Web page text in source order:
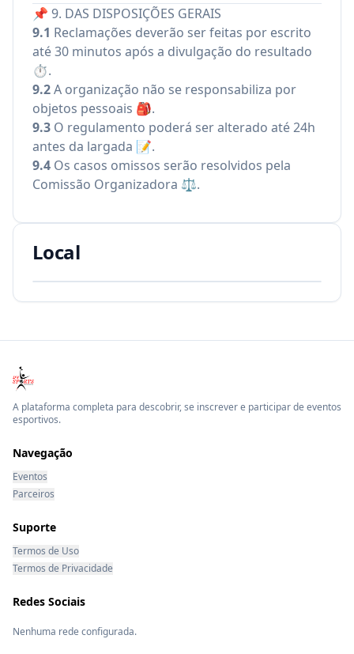
📌 9. DAS DISPOSIÇÕES GERAIS
9.1 Reclamações deverão ser feitas por escrito
até 30 minutos após a divulgação do resultado
⏱️.
9.2A organização não se responsabiliza por
objetos pessoais 🎒.
9.3 O regulamento poderá ser alterado até 24h
antes da largada 📝.
9.4 Os casos omissos serão resolvidos pela
Comissão Organizadora ⚖️.
Local
A plataforma completa para descobrir, se inscrever e participar de eventos
esportivos.
Navegação
Eventos
Parceiros
Suporte
Termos de Uso
Termos de Privacidade
Redes Sociais
Nenhuma rede configurada.